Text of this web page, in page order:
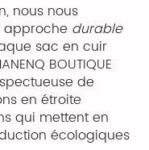
nous nous
durable
sac en cuir
BOUTIQUE
de
en étroite
qui mettent en
écologiques